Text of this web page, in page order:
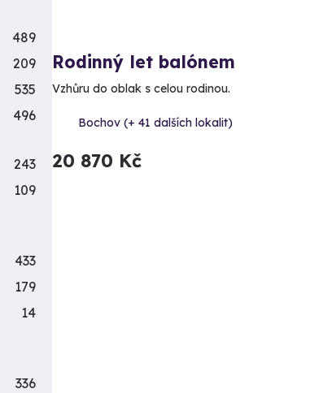
Rodinný let balónem
Vzhůru do oblak s celou rodinou.
Bochov (+ 41 dalších lokalit)
20 870 Kč
489
209
535
496
243
109
433
179
14
336